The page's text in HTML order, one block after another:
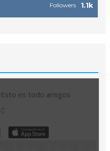
1.1k
Followers